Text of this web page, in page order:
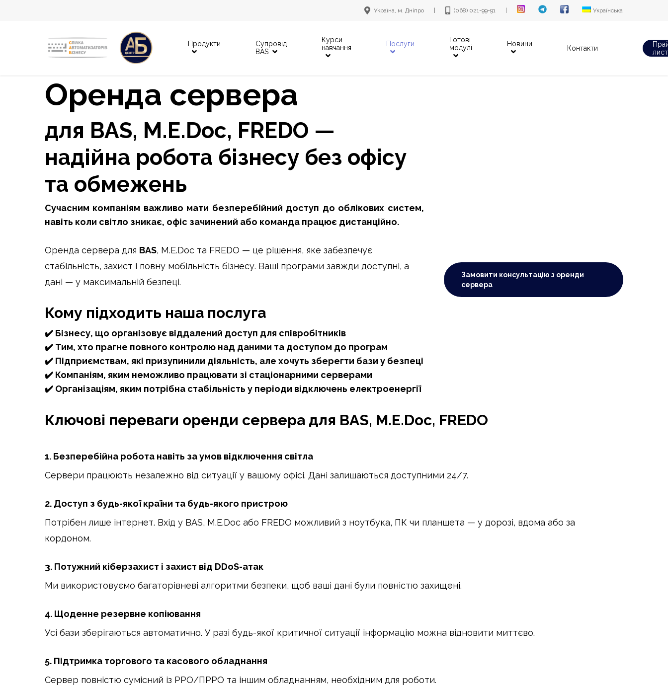
Україна, м. Дніпро (068) 021-99-91 Українська
Продукти
Супровід
BAS
Курси
навчання
Послуги
Готові
модулі
Новини
Контакти
лист
Оренда сервера
для BAS, M.E.Doc, FREDO —
надійна робота бізнесу без офісу
та обмежень
Сучасним компаніям важливо мати безперебійний доступ до облікових систем,
навіть коли світло зникає, офіс зачинений або команда працює дистанційно.
Оренда сервера для BAS, M.E.Doc та FREDO — це рішення, яке забезпечує
стабільність, захист і повну мобільність бізнесу. Ваші програми завжди доступні, а
дані — у максимальній безпеці.
Кому підходить наша послуга
✔️ Бізнесу, що організовує віддалений доступ для співробітників
✔️ Тим, хто прагне повного контролю над даними та доступом до програм
✔️ Підприємствам, які призупинили діяльність, але хочуть зберегти бази у безпеці
✔️ Компаніям, яким неможливо працювати зі стаціонарними серверами
✔️ Організаціям, яким потрібна стабільність у періоди відключень електроенергії
Замовити консультацію з оренди
сервера
Ключові переваги оренди сервера для BAS, M.E.Doc, FREDO
1. Безперебійна робота навіть за умов відключення світла
Сервери працюють незалежно від ситуації у вашому офісі. Дані залишаються доступними 24/7.
2. Доступ з будь-якої країни та будь-якого пристрою
Потрібен лише інтернет. Вхід у BAS, M.E.Doc або FREDO можливий з ноутбука, ПК чи планшета — у дорозі, вдома або за
кордоном.
3. Потужний кіберзахист і захист від DDoS-атак
Ми використовуємо багаторівневі алгоритми безпеки, щоб ваші дані були повністю захищені.
4. Щоденне резервне копіювання
Усі бази зберігаються автоматично. У разі будь-якої критичної ситуації інформацію можна відновити миттєво.
5. Підтримка торгового та касового обладнання
Сервер повністю сумісний із РРО/ПРРО та іншим обладнанням, необхідним для роботи.